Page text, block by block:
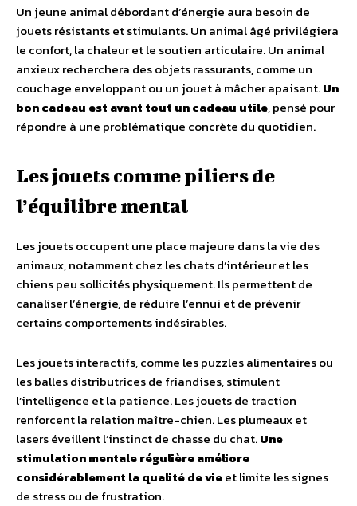
Un jeune animal débordant d’énergie aura besoin de
jouets résistants et stimulants. Un animal âgé privilégiera
le confort, la chaleur et le soutien articulaire. Un animal
anxieux recherchera des objets rassurants, comme un
couchage enveloppant ou un jouet à mâcher apaisant.Un
bon cadeau est avant tout un cadeau utile, pensé pour
répondre à une problématique concrète du quotidien.
Les jouets comme piliers de
l’équilibre mental
Les jouets occupent une place majeure dans la vie des
animaux, notamment chez les chats d’intérieur et les
chiens peu sollicités physiquement. Ils permettent de
canaliser l’énergie, de réduire l’ennui et de prévenir
certains comportements indésirables.
Les jouets interactifs, comme les puzzles alimentaires ou
les balles distributrices de friandises, stimulent
l’intelligence et la patience. Les jouets de traction
renforcent la relation maître-chien. Les plumeaux et
lasers éveillent l’instinct de chasse du chat.Une
stimulation mentale régulière améliore
considérablement la qualité de vieet limite les signes
de stress ou de frustration.